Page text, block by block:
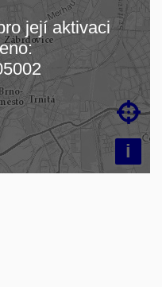
i

její aktivaci